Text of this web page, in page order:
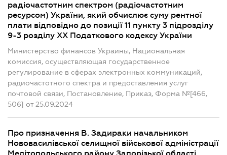
радіочастотним спектром (радіочастотним
ресурсом) України, який обчислює суму рентної
плати відповідно до позиції 11 пункту 3 підрозділу
9-3 розділу XX Податкового кодексу України
Министерство финансов Украины, Национальная
комиссия, осуществляющая государственное
регулирование в сферах электронных коммуникаций,
радиочастотного спектра и предоставления услуг
почтовой связи, Постановление, Приказ, Форма №[466,
506] от 25.09.2024
Про призначення В. Задираки начальником
Нововасилівської селищної військової адміністрації